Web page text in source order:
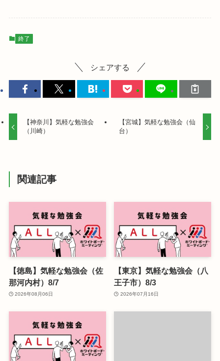
終了
シェアする
【神奈川】気軽な勉強会
（川崎）
【宮城】気軽な勉強会（仙
台）
関連記事
【徳島】気軽な勉強会（佐
那河内村）8/7
2026年08月06日
【東京】気軽な勉強会（八
王子市）8/3
2026年07月16日